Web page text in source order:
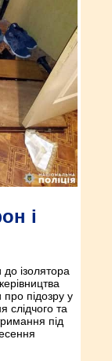
і
до ізолятора
про підозру у
слідчого та
під